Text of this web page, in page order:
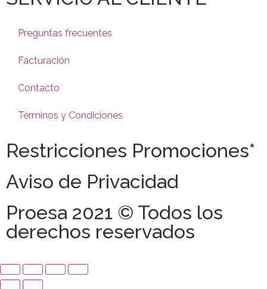
Preguntas frecuentes
Facturación
Contacto
Términos y Condiciones
Restricciones Promociones*
Aviso de Privacidad
Proesa 2021 © Todos los
derechos reservados